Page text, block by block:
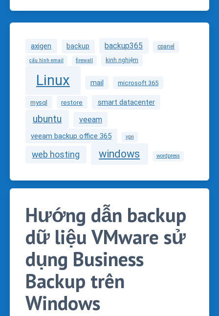
axigen backup backup365 cpanel
cấu hình email firewall kinh nghiệm
Linux mail microsoft 365
mysql restore smart datacenter
ubuntu veeam
veeam backup office 365 vpn
web hosting windows wordpress
Hướng dẫn backup
dữ liệu VMware sử
dụng Business
Backup trên
Windows